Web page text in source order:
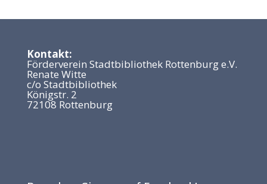
Kontakt:
Förderverein Stadtbibliothek Rottenburg e.V.
Renate Witte
c/o Stadtbibliothek
Königstr. 2
72108 Rottenburg